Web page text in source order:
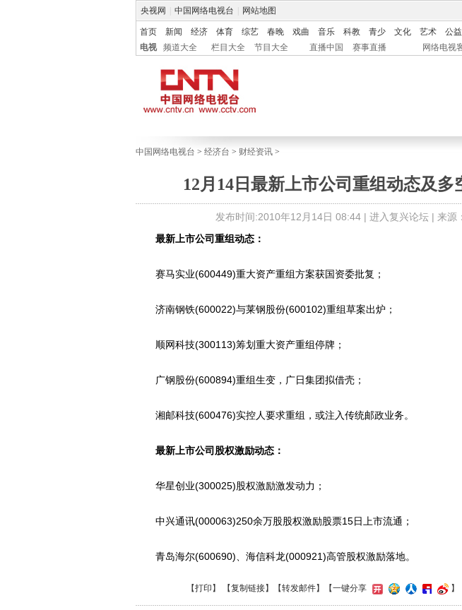
央视网 中国网络电视台 网站地图
首页 新闻 经济 体育 综艺 春晚 戏曲 音乐 科教 青少 文化 艺术 公益
电视
频道大全 栏目大全 节目大全 直播中国 赛事直播 网络电视
中国网络电视台 > 经济台 > 财经资讯 >
12月14日最新上市公司重组动态及多
发布时间:2010年12月14日 08:44 | 进入复兴论坛| 来源
最新上市公司重组动态：
赛马实业(600449)重大资产重组方案获国资委批复；
济南钢铁(600022)与莱钢股份(600102)重组草案出炉；
顺网科技(300113)筹划重大资产重组停牌；
广钢股份(600894)重组生变，广日集团拟借壳；
湘邮科技(600476)实控人要求重组，或注入传统邮政业务。
最新上市公司股权激励动态：
华星创业(300025)股权激励激发动力；
中兴通讯(000063)250余万股股权激励股票15日上市流通；
青岛海尔(600690)、海信科龙(000921)高管股权激励落地。
【打印 】 【复制链接】【转发邮件】 【一键分享 】